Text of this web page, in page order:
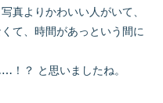
真よりかわいい人がいて、
て、時間があっという間に
！？ と思いましたね。